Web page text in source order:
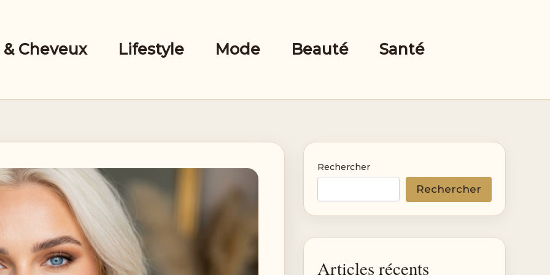
Cheveux Lifestyle Mode Beauté Santé
Rechercher
Rechercher
Articles récents